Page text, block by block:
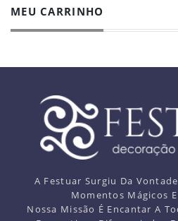
MEU CARRINHO
A Festuar Surgiu Da
Momentos Mágicos
Nossa Missão É Encantar A